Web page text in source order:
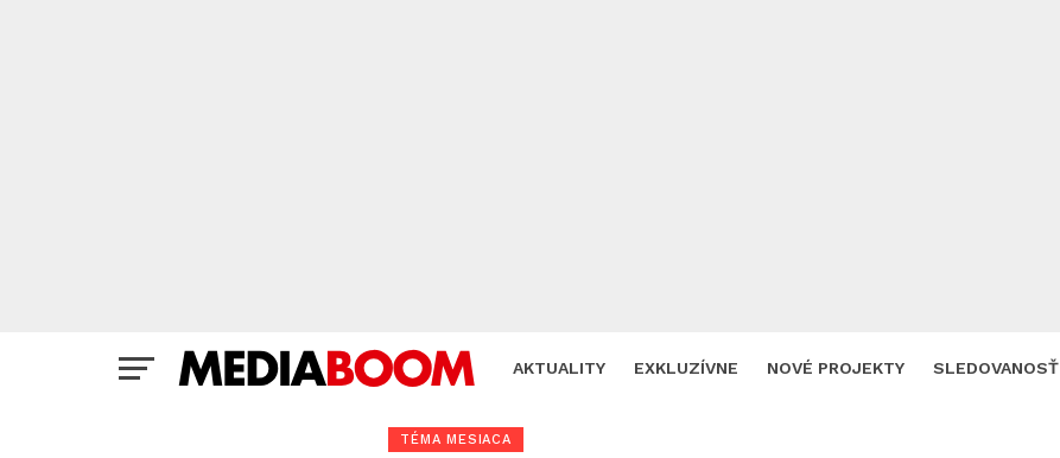
AKTUALITY EXKLUZÍVNE NOVÉ PROJEKTY SLEDOVANOSŤ
TÉMA MESIACA